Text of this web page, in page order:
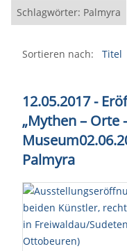
Schlagwörter: Palmyra
Sortieren nach: Titel
12.05.2017 -
„Mythen – Orte
Palmyra